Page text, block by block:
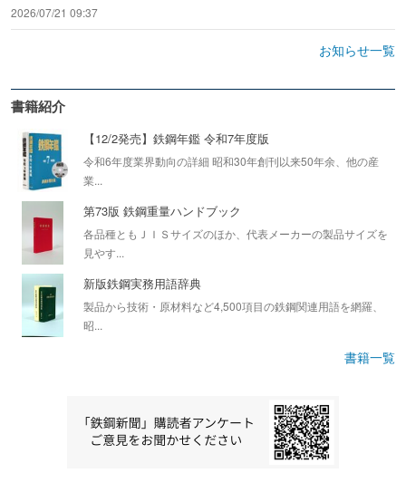
2026/07/21 09:37
お知らせ一覧
書籍紹介
【12/2発売】鉄鋼年鑑 令和7年度版
令和6年度業界動向の詳細 昭和30年創刊以来50年余、他の産
業...
第73版 鉄鋼重量ハンドブック
各品種ともＪＩＳサイズのほか、代表メーカーの製品サイズを
見やす...
新版鉄鋼実務用語辞典
製品から技術・原材料など4,500項目の鉄鋼関連用語を網羅、
昭...
書籍一覧